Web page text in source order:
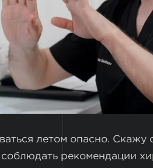
летом опасно. Скажу
рекомендации